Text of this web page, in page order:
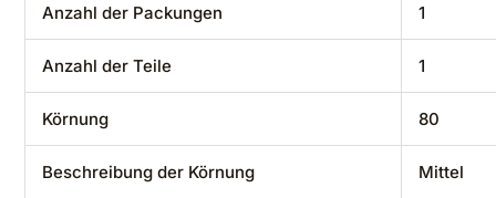
Anzahl der Packungen ‎1
Anzahl der Teile ‎1
Körnung ‎80
Beschreibung der Körnung ‎Mittel